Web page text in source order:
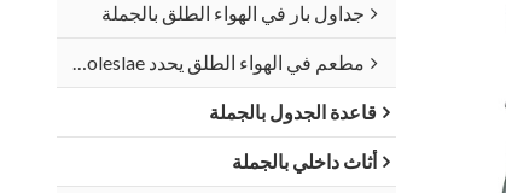
جداول بار في الهواء الطلق بالجملة
مطعم في الهواء الطلق يحدد Wholeslae
قاعدة الجدول بالجملة
أثاث داخلي بالجملة